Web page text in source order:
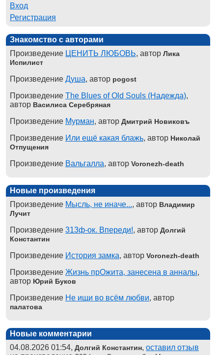
Вход
Регистрация
Знакомство с авторами
Произведение ЦЕНИТЬ ЛЮБОВЬ, автор Лика
Испилист
Произведение Душа, автор pogost
Произведение The Blues of Old Souls (Надежда),
автор Василиса Серебряная
Произведение Мурман, автор Дмитрий Новиковъ
Произведение Или ещё какая блажь, автор Николай
Отпущения
Произведение Вальгалла, автор Voronezh-death
Новые произведения
Произведение Мысль, не иначе..., автор Владимир
Лучит
Произведение 313ф-ок. Впереди!, автор Долгий
Константин
Произведение История замка, автор Voronezh-death
Произведение Жизнь прОжита, занесена в анналы,
автор Юрий Буков
Произведение Не ищи во всём любви, автор
палатова
Новые комментарии
04.08.2026 01:54, Долгий Константин, оставил отзыв